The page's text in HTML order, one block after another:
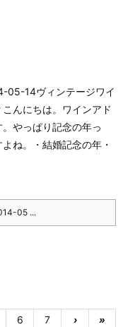
05-14ヴィンテージワイ
こんにちは。 ワインアド
。やっぱり記念の年っ
ね。
・結婚記念の年 ・
05 ...
6 7 › »